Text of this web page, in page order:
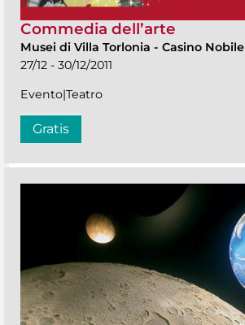
Commedia dell’arte
Musei di Villa Torlonia - Casino Nobile
27/12 - 30/12/2011
Evento|Teatro
Gratis